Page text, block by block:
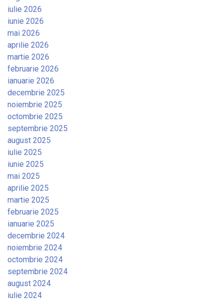
iulie 2026
iunie 2026
mai 2026
aprilie 2026
martie 2026
februarie 2026
ianuarie 2026
decembrie 2025
noiembrie 2025
octombrie 2025
septembrie 2025
august 2025
iulie 2025
iunie 2025
mai 2025
aprilie 2025
martie 2025
februarie 2025
ianuarie 2025
decembrie 2024
noiembrie 2024
octombrie 2024
septembrie 2024
august 2024
iulie 2024